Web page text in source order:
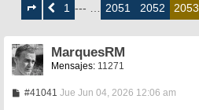
deAnterior1 --- … 2051 2052 2053
MarquesRM
Mensajes: 11271
#41041 M
Jue Jun 04, 2026 12:06 am